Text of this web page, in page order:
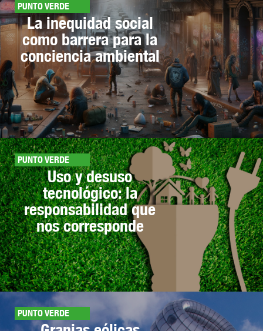
PUNTO VERDE
La inequidad social
como barrera para la
conciencia ambiental
PUNTO VERDE
Uso y desuso
tecnológico: la
responsabilidad que
nos corresponde
PUNTO VERDE